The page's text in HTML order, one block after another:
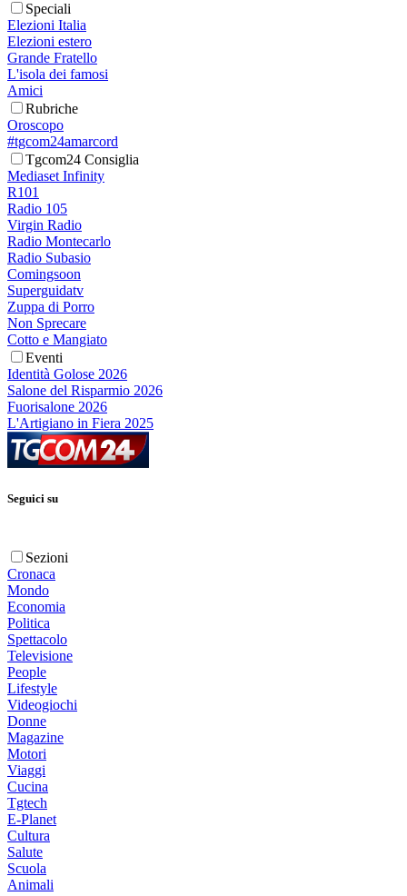
Speciali
Elezioni Italia
Elezioni estero
Grande Fratello
L'isola dei famosi
Amici
Rubriche
Oroscopo
#tgcom24amarcord
Tgcom24 Consiglia
Mediaset Infinity
R101
Radio 105
Virgin Radio
Radio Montecarlo
Radio Subasio
Comingsoon
Superguidatv
Zuppa di Porro
Non Sprecare
Cotto e Mangiato
Eventi
Identità Golose 2026
Salone del Risparmio 2026
Fuorisalone 2026
L'Artigiano in Fiera 2025
Seguici su
Sezioni
Cronaca
Mondo
Economia
Politica
Spettacolo
Televisione
People
Lifestyle
Videogiochi
Donne
Magazine
Motori
Viaggi
Cucina
Tgtech
E-Planet
Cultura
Salute
Scuola
Animali